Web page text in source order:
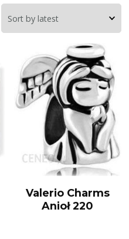
Valerio Charms
Anioł 220